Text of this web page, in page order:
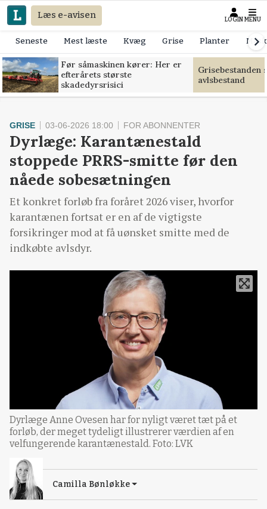
Læs e-avisen LOGIN MENU
Seneste Mest læste Kvæg Grise Planter
Før såmaskinen kører: Her er
efterårets største
skadedyrsrisici
Grisebestanden
avlsbestand
GRISE 03-06-2026 18:00 FOR ABONNENTER
Dyrlæge: Karantænestald
stoppede PRRS-smitte før den
nåede sobesætningen
Et konkret forløb fra foråret 2026 viser, hvorfor
karantænen fortsat er en af de vigtigste
forsikringer mod at få uønsket smitte med de
indkøbte avlsdyr.
Dyrlæge Anne Ovesen har for nyligt været tæt på et
forløb, der meget tydeligt illustrerer værdien af en
velfungerende karantænestald. Foto: LVK
Camilla Bønløkke